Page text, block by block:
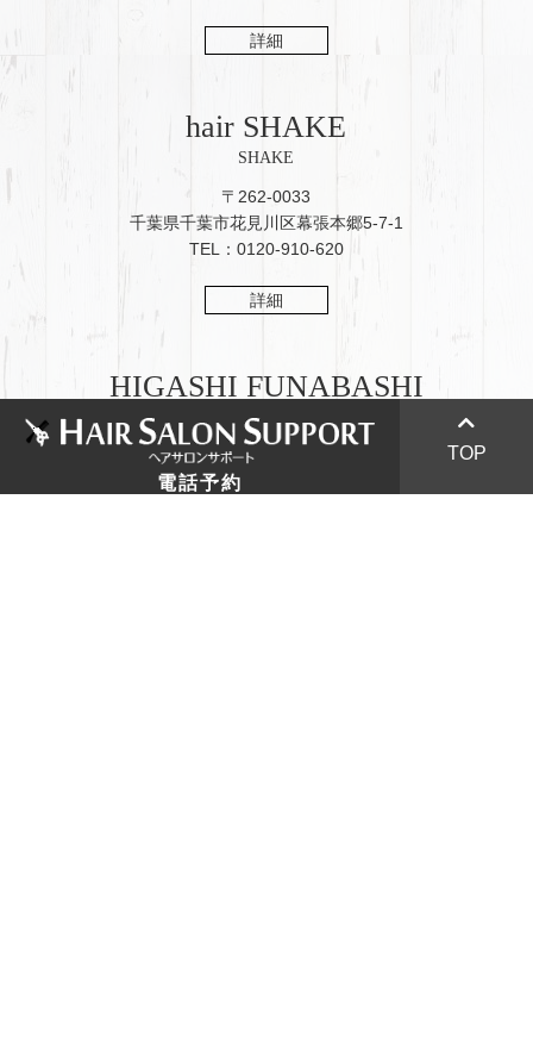
電話予約
047-433-7886
047-423-7446
047-425-3287
TOP
詳細
hair SHAKE
SHAKE
〒262-0033
千葉県千葉市花見川区幕張本郷5-7-1
TEL：0120-910-620
詳細
HIGASHI FUNABASHI
東船橋店
〒273-0002
千葉県船橋市東船橋2-8-8